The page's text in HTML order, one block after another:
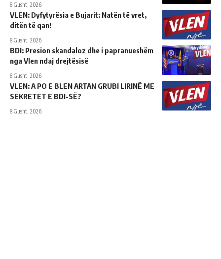
8 Gusht, 2026
VLEN: Dyfytyrësia e Bujarit: Natën të vret,
ditën të qan!
8 Gusht, 2026
BDI: Presion skandaloz dhe i papranueshëm
nga Vlen ndaj drejtësisë
8 Gusht, 2026
VLEN: A PO E BLEN ARTAN GRUBI LIRINË ME
SEKRETET E BDI-SË?
8 Gusht, 2026